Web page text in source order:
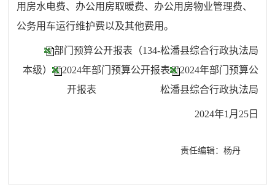
用房水电费、办公用房取暖费、办公用房物业管理费、
公务用车运行维护费以及其他费用。
部门预算公开报表（134-松潘县综合行政执法局
本级）
2024年部门预算公开报表
2024年部门预算公
开报表 松潘县综合行政执法局
2024年1月25日
责任编辑：杨丹